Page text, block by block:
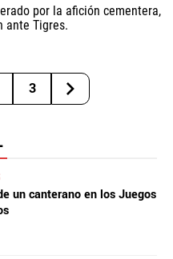
por la afición cementera,
ante Tigres.
3
un canterano en los Juegos